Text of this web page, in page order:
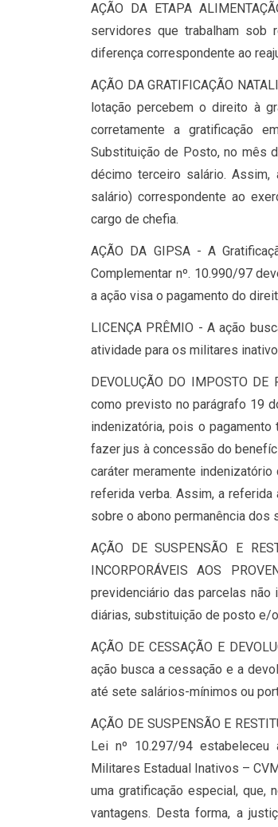
AÇÃO DA ETAPA
servidores que trabalham sob
diferença correspondente ao
AÇÃO DA GRATIFICAÇÃO
lotação percebem o direito à
corretamente a gratificação
Substituição de Posto, no mês
décimo terceiro salário. Assim,
salário) correspondente ao
cargo de chefia.
AÇÃO DA GIPSA - A
Complementar nº. 10.990/97
a ação visa o pagamento do
LICENÇA PRÊMIO - A ação
atividade para os militares
DEVOLUÇÃO DO IMPOSTO
como previsto no parágrafo 19
indenizatória, pois o
fazer jus à concessão do
caráter meramente
referida verba. Assim, a
sobre o abono permanência dos
AÇÃO DE SUSPENSÃO E
INCORPORÁVEIS AOS
previdenciário das parcelas não
diárias, substituição de posto e/
AÇÃO DE CESSAÇÃO E
ação busca a cessação e a
até sete salários-mínimos ou
AÇÃO DE SUSPENSÃO E
Lei nº 10.297/94
Militares Estadual Inativos –
uma gratificação especial, que,
vantagens. Desta forma, a